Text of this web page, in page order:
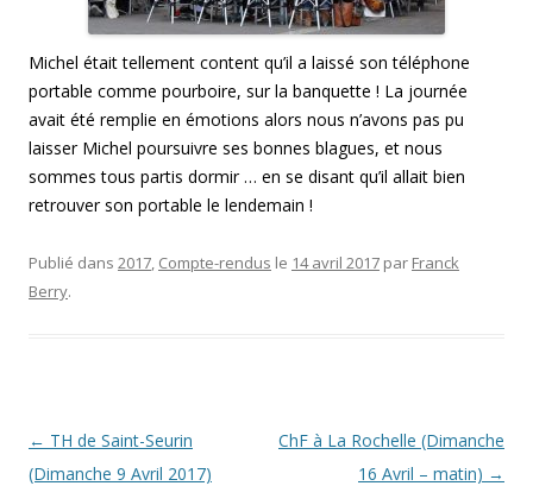
Michel était tellement content qu’il a laissé son téléphone
portable comme pourboire, sur la banquette ! La journée
avait été remplie en émotions alors nous n’avons pas pu
laisser Michel poursuivre ses bonnes blagues, et nous
sommes tous partis dormir … en se disant qu’il allait bien
retrouver son portable le lendemain !
Publié dans 2017, Compte-rendus le 14 avril 2017 par Franck
Berry.
Post navigation
← TH de Saint-Seurin
(Dimanche 9 Avril 2017)
ChF à La Rochelle (Dimanche
16 Avril – matin) →